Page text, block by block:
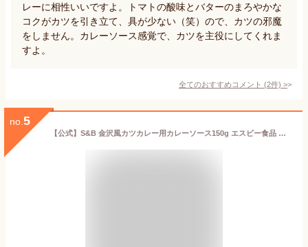
レーに相性いいですよ。トマトの酸味とバターのまろやかな
コクがカツを引き立て、具が少ない（笑）ので、カツの邪魔
をしません。カレーソース感覚で、カツを主役にしてくれま
すよ。
全てのおすすめコメント (2件) >
no. 5
【公式】S&B 金沢風カツカレー用カレーソース150g エスビー食品 公式 レトルトカレー カレーの日 加工食品 インスタントカレー